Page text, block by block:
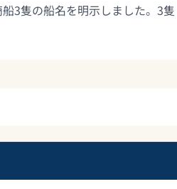
3隻の船名を明示しました。3隻